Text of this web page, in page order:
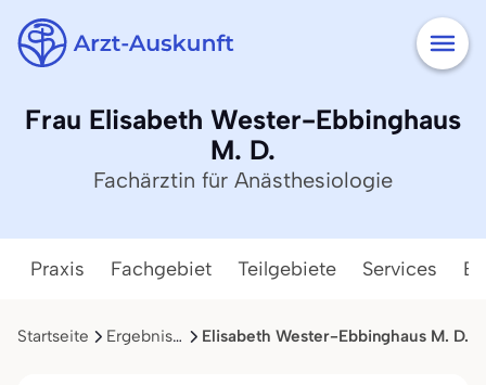
Frau Elisabeth Wester-Ebbinghaus
M. D.
Fachärztin für Anästhesiologie
Praxis Fachgebiet Teilgebiete Services
Startseite Ergebnisliste Elisabeth Wester-Ebbinghaus M. D.